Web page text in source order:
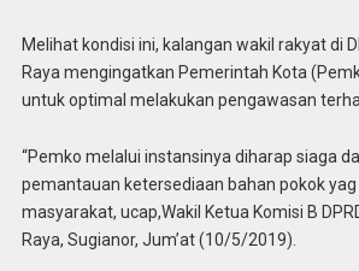
Melihat kondisi ini, kalangan wakil rakyat di
Raya mengingatkan Pemerintah Kota
untuk optimal melakukan pengawasan
“Pemko melalui instansinya diharap siaga
pemantauan ketersediaan bahan pokok
masyarakat, ucap,Wakil Ketua Komisi B
Raya, Sugianor, Jum’at (10/5/2019).